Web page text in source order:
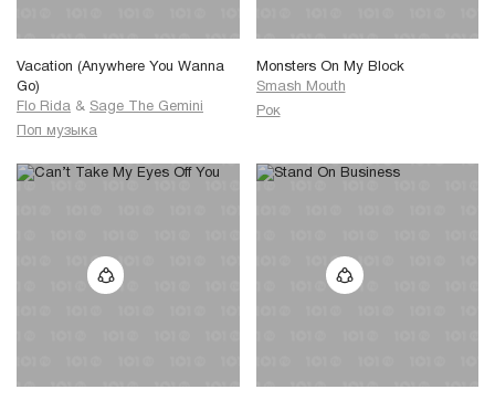
Vacation (Anywhere You Wanna
Go)
Flo Rida & Sage The Gemini
Поп музыка
Monsters On My Block
Smash Mouth
Рок